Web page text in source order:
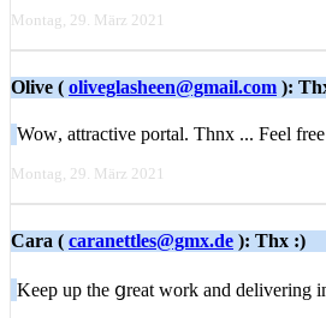
Montag, 29. März 2021
Olive ( oliveglasheen@gmail.com ):
Woᴡ, attractive portal. Thnx ... Feel
Montag, 29. März 2021
Cara ( caranettles@gmx.de ): Thx :)
Keep up the ցreat work and delivering